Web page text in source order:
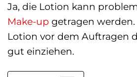
Ja, die Lotion kann
Make-up getragen werden.
Lotion vor dem Auftragen
gut einziehen.